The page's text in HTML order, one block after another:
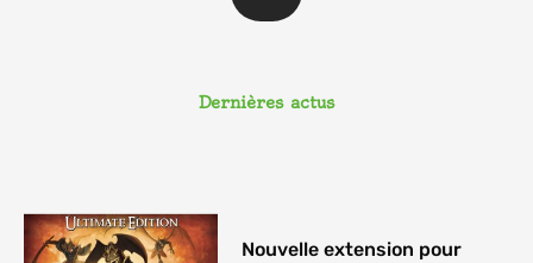
a
Dernières actus
Nouvelle extension pour